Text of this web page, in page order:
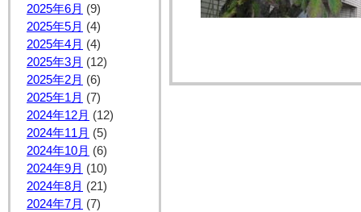
2025年6月 (9)
2025年5月 (4)
2025年4月 (4)
2025年3月 (12)
2025年2月 (6)
2025年1月 (7)
2024年12月 (12)
2024年11月 (5)
2024年10月 (6)
2024年9月 (10)
2024年8月 (21)
2024年7月 (7)